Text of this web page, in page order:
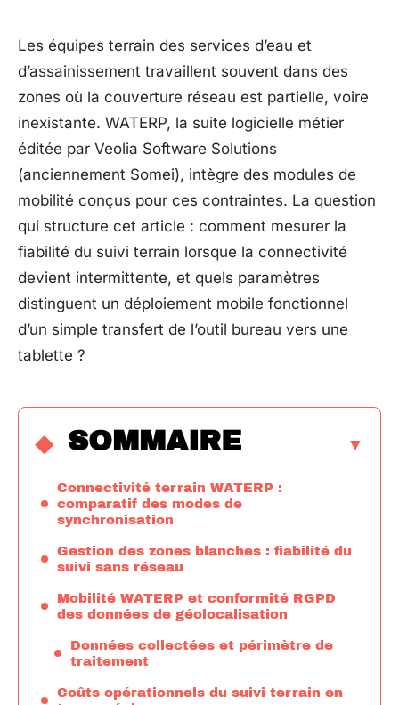
Les équipes terrain des services d’eau et
d’assainissement travaillent souvent dans des
zones où la couverture réseau est partielle, voire
inexistante. WATERP, la suite logicielle métier
éditée par Veolia Software Solutions
(anciennement Somei), intègre des modules de
mobilité conçus pour ces contraintes. La question
qui structure cet article : comment mesurer la
fiabilité du suivi terrain lorsque la connectivité
devient intermittente, et quels paramètres
distinguent un déploiement mobile fonctionnel
d’un simple transfert de l’outil bureau vers une
tablette ?
SOMMAIRE
Connectivité terrain WATERP :
comparatif des modes de
synchronisation
Gestion des zones blanches : fiabilité du
suivi sans réseau
Mobilité WATERP et conformité RGPD
des données de géolocalisation
Données collectées et périmètre de
traitement
Coûts opérationnels du suivi terrain en